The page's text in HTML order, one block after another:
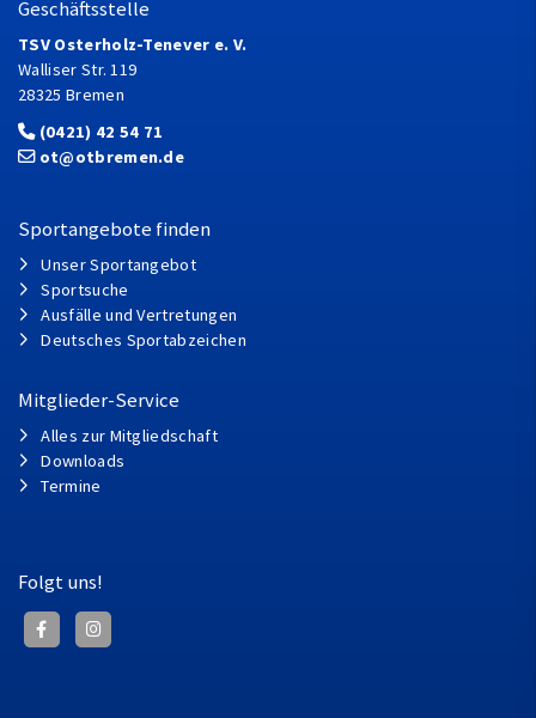
Geschäftsstelle
TSV Osterholz-Tenever e. V.
Walliser Str. 119
28325 Bremen
(0421) 42 54 71
ot@otbremen.de
Sportangebote finden
Unser Sportangebot
Sportsuche
Ausfälle und Vertretungen
Deutsches Sportabzeichen
Mitglieder-Service
Alles zur Mitgliedschaft
Downloads
Termine
Folgt uns!